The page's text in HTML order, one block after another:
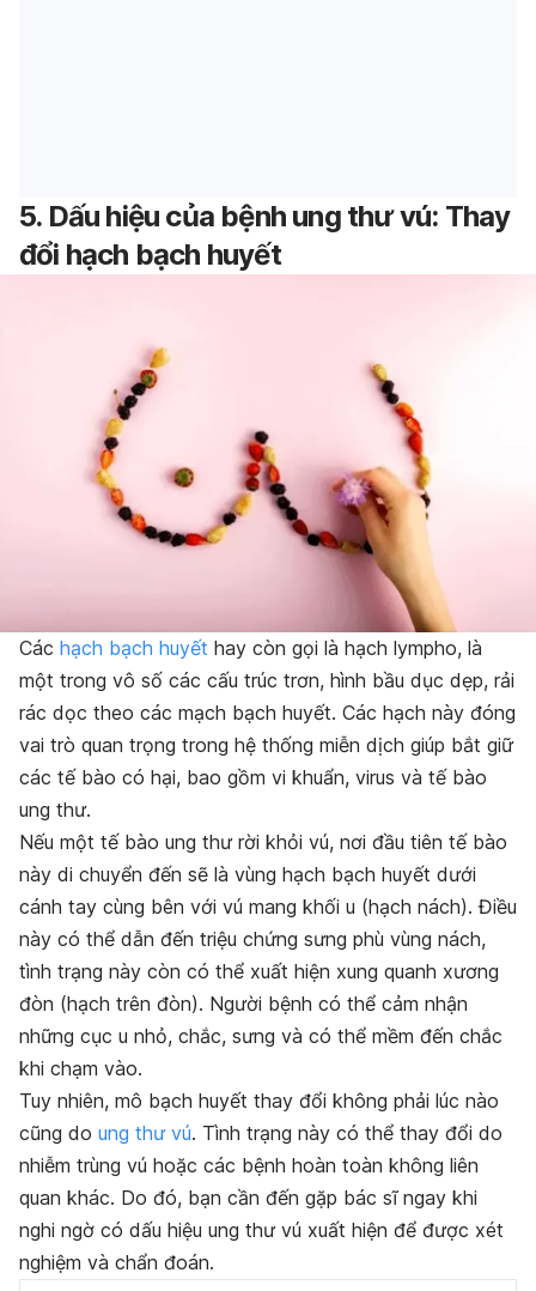
5. Dấu hiệu của bệnh ung thư vú: Thay
đổi hạch bạch huyết
Các hạch bạch huyết hay còn gọi là hạch lympho, là
một trong vô số các cấu trúc trơn, hình bầu dục dẹp, rải
rác dọc theo các mạch bạch huyết. Các hạch này đóng
vai trò quan trọng trong hệ thống miễn dịch giúp bắt giữ
các tế bào có hại, bao gồm vi khuẩn, virus và tế bào
ung thư.
Nếu một tế bào ung thư rời khỏi vú, nơi đầu tiên tế bào
này di chuyển đến sẽ là vùng hạch bạch huyết dưới
cánh tay cùng bên với vú mang khối u (hạch nách). Điều
này có thể dẫn đến triệu chứng sưng phù vùng nách,
tình trạng này còn có thể xuất hiện xung quanh xương
đòn (hạch trên đòn). Người bệnh có thể cảm nhận
những cục u nhỏ, chắc, sưng và có thể mềm đến chắc
khi chạm vào.
Tuy nhiên, mô bạch huyết thay đổi không phải lúc nào
cũng do ung thư vú. Tình trạng này có thể thay đổi do
nhiễm trùng vú hoặc các bệnh hoàn toàn không liên
quan khác. Do đó, bạn cần đến gặp bác sĩ ngay khi
nghi ngờ có dấu hiệu ung thư vú xuất hiện để được xét
nghiệm và chẩn đoán.